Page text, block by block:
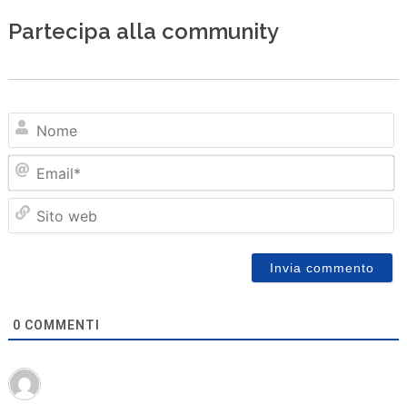
Partecipa alla community
0 COMMENTI